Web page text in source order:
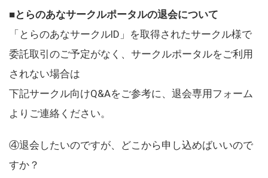
■とらのあなサークルポータルの退会について
「とらのあなサークルID」を取得されたサークル様で
委託取引のご予定がなく、サークルポータルをご利用
されない場合は
下記サークル向けQ&Aをご参考に、退会専用フォーム
よりご連絡ください。
④退会したいのですが、どこから申し込めばいいので
すか？